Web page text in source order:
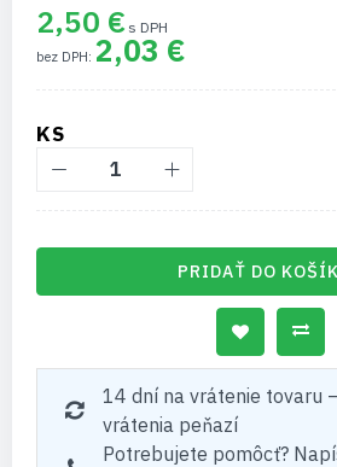
2,50 €
2,03 €
KS
PRIDAŤ DO
14 dní na vrátenie tovaru
vrátenia peňazí
Potrebujete pomôcť?